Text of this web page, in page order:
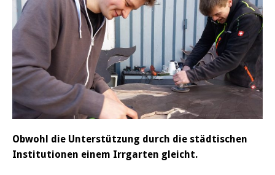
Obwohl die Unterstützung durch die städtischen
Institutionen einem Irrgarten gleicht.